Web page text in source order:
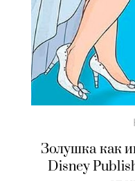
Золушка как
Disney